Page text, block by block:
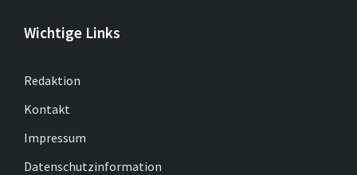
Wichtige Links
Redaktion
Kontakt
Impressum
Datenschutzinformation